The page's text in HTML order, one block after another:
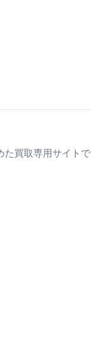
買取専用サイトで